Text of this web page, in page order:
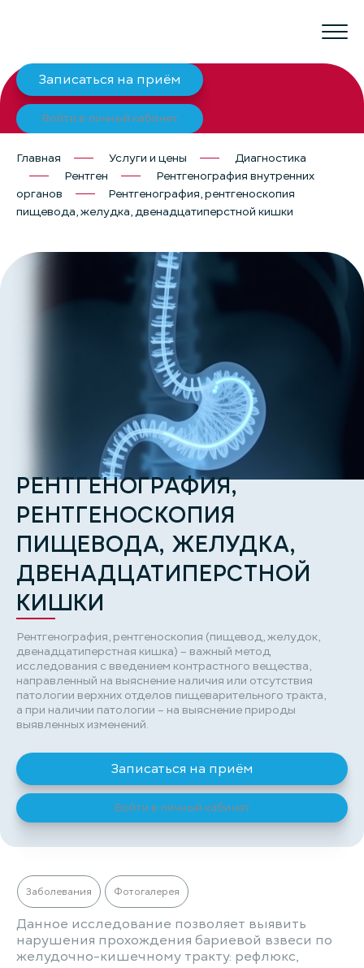
Записаться на приём
Войти в личный кабинет
Главная Услуги и цены
Диагностика
Рентген
Рентгенография внутренних
органов
Рентгенография, рентгеноскопия
пищевода, желудка, двенадцатиперстной кишки
РЕНТГЕНОГРАФИЯ,
РЕНТГЕНОСКОПИЯ
ПИЩЕВОДА, ЖЕЛУДКА,
ДВЕНАДЦАТИПЕРСТНОЙ
КИШКИ
Рентгенография, рентгеноскопия (пищевод, желудок,
двенадцатиперстная кишка) – важный метод
исследования с введением контрастного вещества,
направленный на выяснение наличия или отсутствия
патологии верхних отделов пищеварительного тракта,
а при наличии патологии – на выяснение природы
выявленных изменений.
Записаться на приём
Войти в личный кабинет
Заболевания Фотогалерея
Данное исследование позволяет выявить
нарушения прохождения бариевой взвеси по
желудочно-кишечному тракту: рефлюкс,